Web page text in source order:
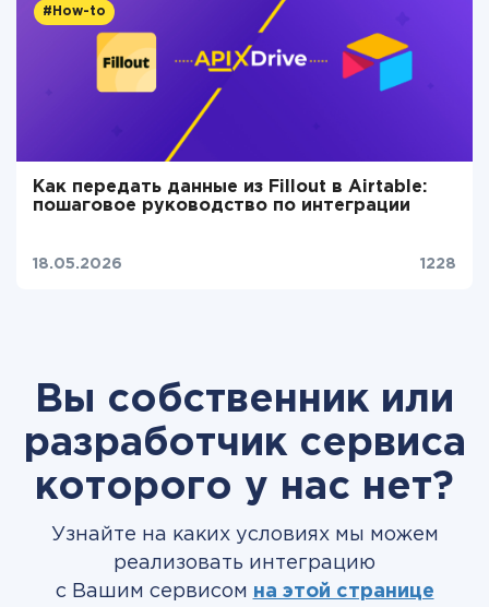
#How-to
Как передать данные из Fillout в Airtable:
пошаговое руководство по интеграции
18.05.2026 1228
Вы собственник или
разработчик сервиса
которого у нас нет?
Узнайте на каких условиях мы можем
реализовать интеграцию
с Вашим сервисом на этой странице